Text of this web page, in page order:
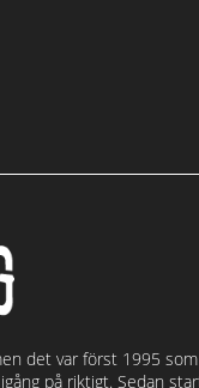
det var först 1995
på riktigt. Sedan